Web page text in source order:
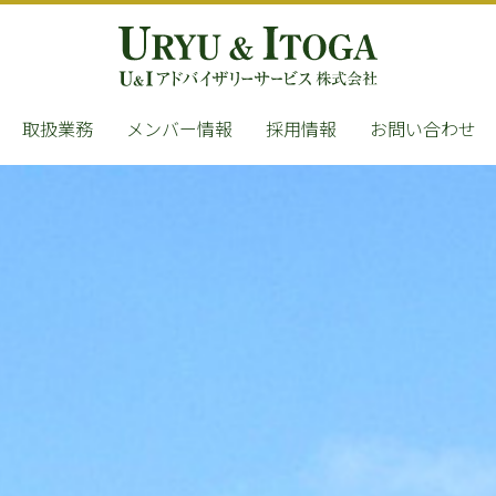
取扱業務 メンバー情報 採用情報 お問い合わせ